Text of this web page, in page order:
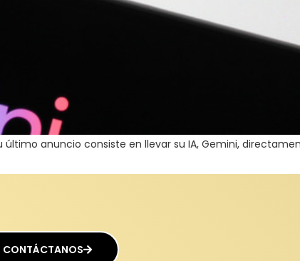
anuncio consiste en llevar su IA, Gemini,
CONTÁCTANOS